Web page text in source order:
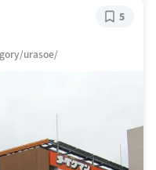
urasoe/
5